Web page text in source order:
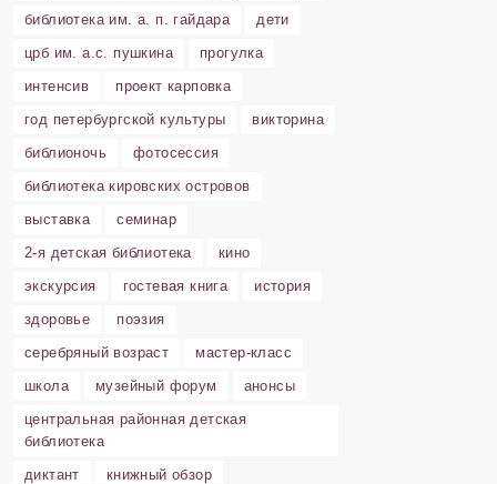
библиотека им. а. п. гайдара
дети
црб им. а.с. пушкина
прогулка
интенсив
проект карповка
год петербургской культуры
викторина
библионочь
фотосессия
библиотека кировских островов
выставка
семинар
2-я детская библиотека
кино
экскурсия
гостевая книга
история
здоровье
поэзия
серебряный возраст
мастер-класс
школа
музейный форум
анонсы
центральная районная детская
библиотека
диктант
книжный обзор